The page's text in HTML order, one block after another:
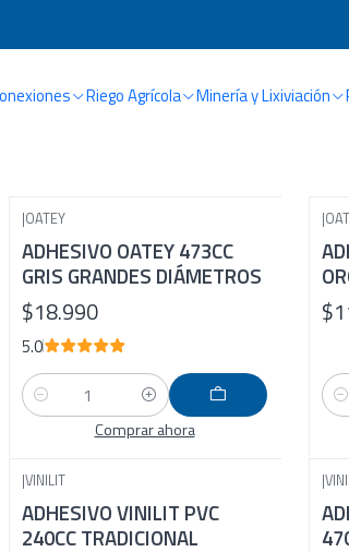
Riego Agrícola Minería y Lixiviación
|OATEY
ADHESIVO OATEY 473CC
GRIS GRANDES DIÁMETROS
$18.990
5.0
Cantidad
Comprar ahora
|
|VINILIT
ADHESIVO VINILIT PVC
240CC TRADICIONAL
|